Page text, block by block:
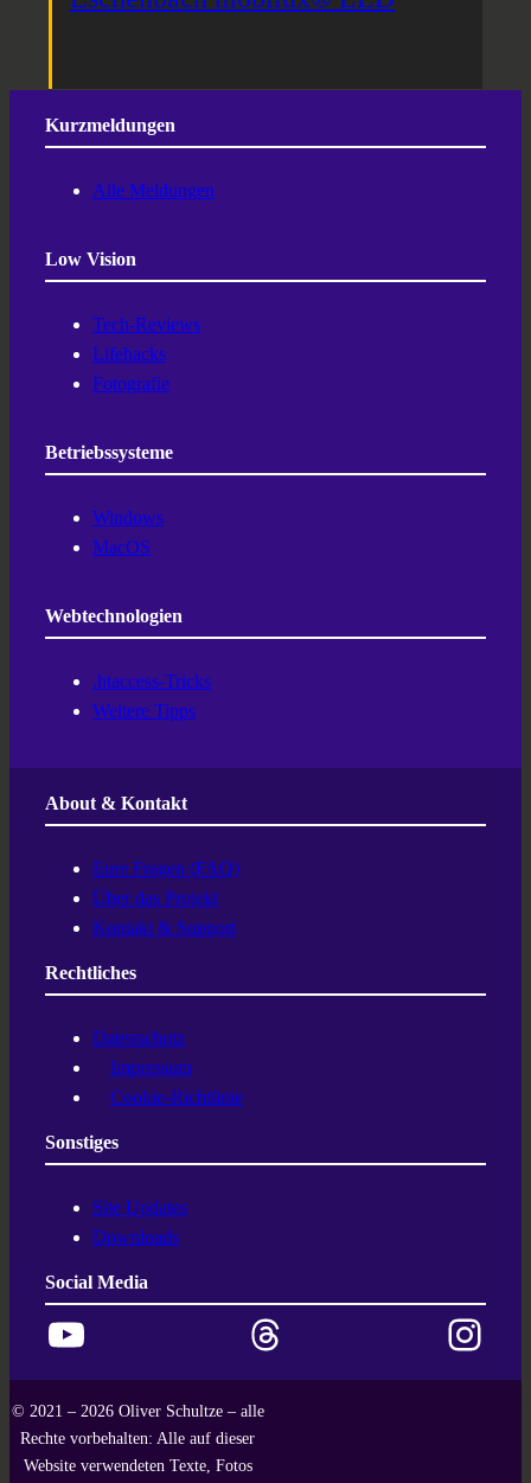
Kurzmeldungen
Alle Meldungen
Low Vision
Tech-Reviews
Lifehacks
Fotografie
Betriebssysteme
Windows
MacOS
Webtechnologien
.htaccess-Tricks
Weitere Tipps
About & Kontakt
Eure Fragen (FAQ)
Über das Projekt
Kontakt & Support
Rechtliches
Datenschutz
Impressum
Cookie-Richtlinie
Sonstiges
Site Updates
Downloads
Social Media
YouTube Threads Instagram
© 2021 – 2026 Oliver Schultze – alle
Rechte vorbehalten: Alle auf dieser
Website verwendeten Texte, Fotos